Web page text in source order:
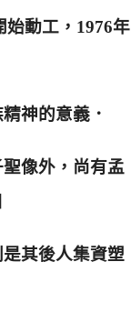
始動工，1976年
神的意義．
像外，尚有孟
其後人集資塑